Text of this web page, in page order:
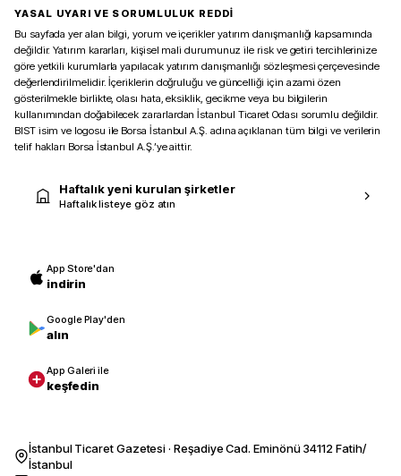
YASAL UYARI VE SORUMLULUK REDDİ
Bu sayfada yer alan bilgi, yorum ve içerikler yatırım danışmanlığı kapsamında
değildir. Yatırım kararları, kişisel mali durumunuz ile risk ve getiri tercihlerinize
göre yetkili kurumlarla yapılacak yatırım danışmanlığı sözleşmesi çerçevesinde
değerlendirilmelidir. İçeriklerin doğruluğu ve güncelliği için azami özen
gösterilmekle birlikte, olası hata, eksiklik, gecikme veya bu bilgilerin
kullanımından doğabilecek zararlardan İstanbul Ticaret Odası sorumlu değildir.
BIST isim ve logosu ile Borsa İstanbul A.Ş. adına açıklanan tüm bilgi ve verilerin
telif hakları Borsa İstanbul A.Ş.’ye aittir.
Haftalık yeni kurulan şirketler
Haftalık listeye göz atın
App Store'dan
indirin
Google Play'den
alın
App Galeri ile
keşfedin
İstanbul Ticaret Gazetesi · Reşadiye Cad. Eminönü 34112 Fatih/
İstanbul